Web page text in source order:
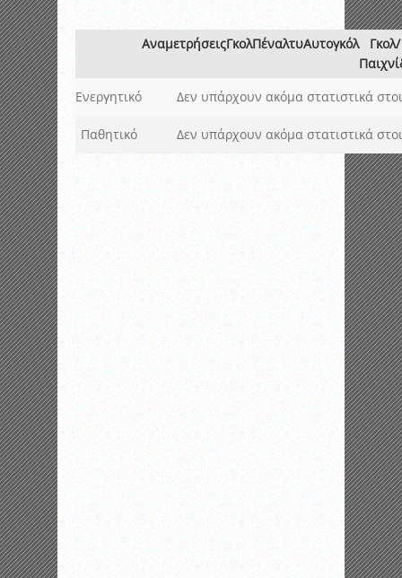
ΑναμετρήσειςΓκολΠέναλτυΑυτογκόλ
Γκολ/
Ενεργητικό
Δεν υπάρχουν ακόμα στατιστικά
Παθητικό Δεν υπάρχουν ακόμα στατιστικά